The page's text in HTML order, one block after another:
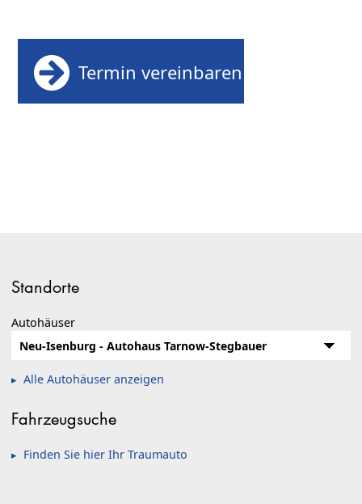
Termin vereinbaren
Standorte
Autohäuser
Alle Autohäuser anzeigen
Fahrzeugsuche
Finden Sie hier Ihr Traumauto